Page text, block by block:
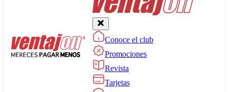
Conoce el club
Promociones
Revista
Tarjetas